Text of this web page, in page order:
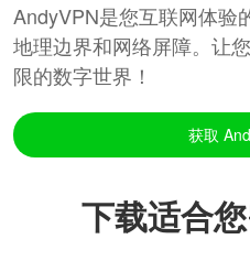
AndyVPN是您互联网体验
地理边界和网络屏障。让
限的数字世界！
获取
下载适合